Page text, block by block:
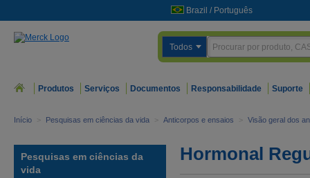
Brazil / Português
Todos
Produtos Serviços Documentos Responsabilidade Suporte
Início > Pesquisas em ciências da vida > Anticorpos e ensaios > Visão geral dos
Pesquisas em ciências da
vida
Hormonal